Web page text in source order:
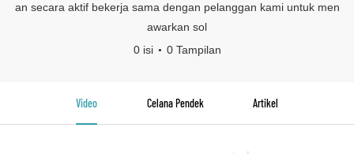
an secara aktif bekerja sama dengan pelanggan kami untuk men
awarkan sol
0 isi
0 Tampilan
Video Celana Pendek Artikel